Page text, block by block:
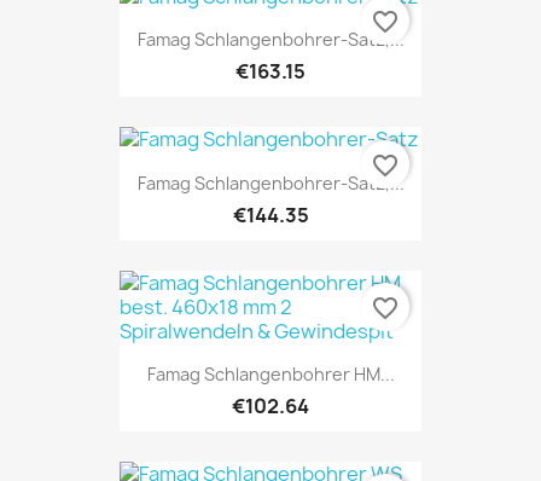
Famag Schlangenbohrer-Satz,...
€163.15
favorite_border
Famag Schlangenbohrer-Satz,...
€144.35
favorite_border
Famag Schlangenbohrer HM...
€102.64
favorite_border